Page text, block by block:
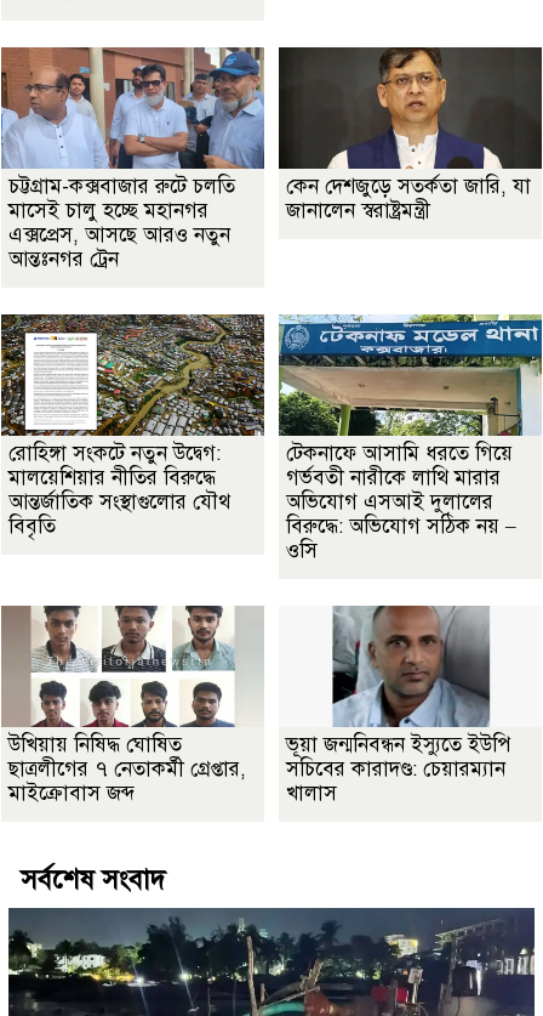
চট্টগ্রাম-কক্সবাজার রুটে চলতি
মাসেই চালু হচ্ছে মহানগর
এক্সপ্রেস, আসছে আরও নতুন
আন্তঃনগর ট্রেন
কেন দেশজুড়ে সতর্কতা জারি, যা
জানালেন স্বরাষ্ট্রমন্ত্রী
রোহিঙ্গা সংকটে নতুন উদ্বেগ:
মালয়েশিয়ার নীতির বিরুদ্ধে
আন্তর্জাতিক সংস্থাগুলোর যৌথ
বিবৃতি
টেকনাফে আসামি ধরতে গিয়ে
গর্ভবতী নারীকে লাথি মারার
অভিযোগ এসআই দুলালের
বিরুদ্ধে: অভিযোগ সঠিক নয় –
ওসি
উখিয়ায় নিষিদ্ধ ঘোষিত
ছাত্রলীগের ৭ নেতাকর্মী গ্রেপ্তার,
মাইক্রোবাস জব্দ
ভূয়া জন্মনিবন্ধন ইস্যুতে ইউপি
সচিবের কারাদণ্ড: চেয়ারম্যান
খালাস
সর্বশেষ সংবাদ